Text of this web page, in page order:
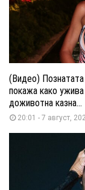
(Видео)
покажа како
доживотна казна...
20:01 - 7 август,